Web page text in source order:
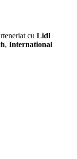
cu Lidl
, International